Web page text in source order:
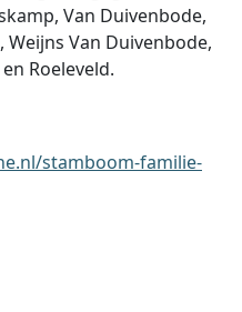
Van Duivenbode,
Weijns Van Duivenbode,
Roeleveld.
stamboom-familie-